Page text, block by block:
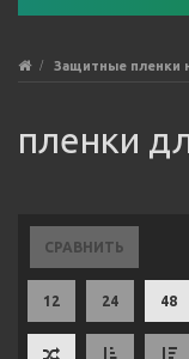
Защитные пленки
пленки
СРАВНИТЬ
12 24 48